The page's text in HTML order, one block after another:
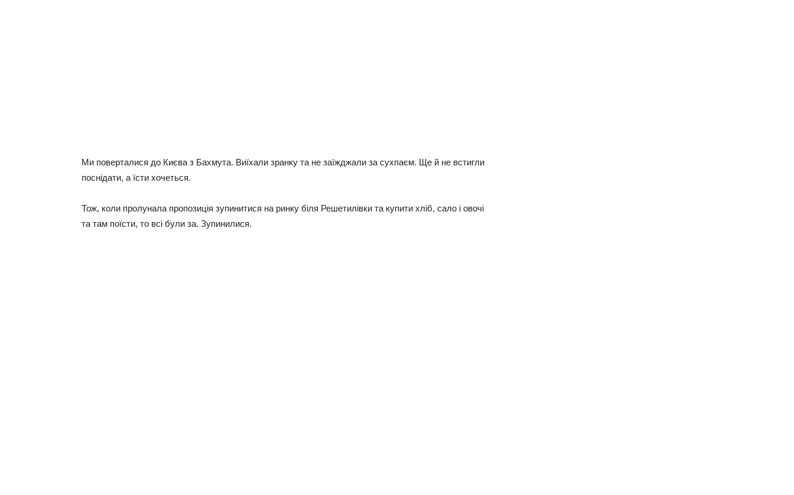
Ми поверталися до Києва з Бахмута. Виїхали зранку та не заїжджали за сухпаєм. Ще й не встигли
поснідати, а їсти хочеться.
Тож, коли пролунала пропозиція зупинитися на ринку біля Решетилівки та купити хліб, сало і овочі
та там поїсти, то всі були за. Зупинилися.